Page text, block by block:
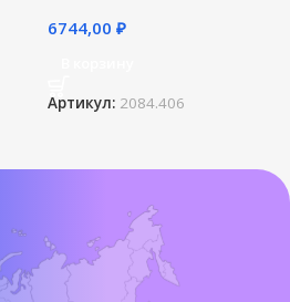
6744,00 ₽
Артикул: 2084.406